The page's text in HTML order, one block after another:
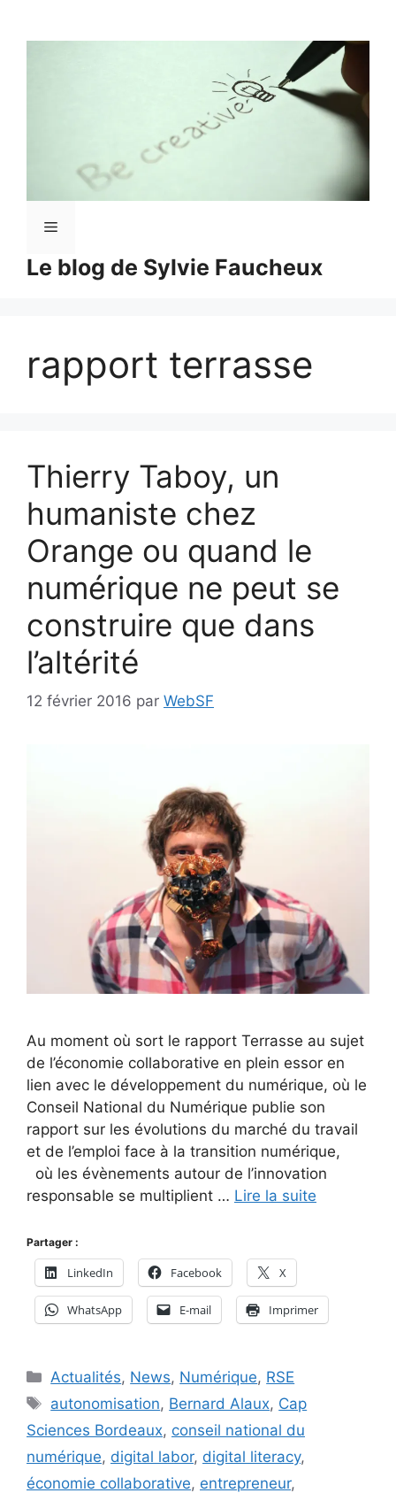
Le blog de Sylvie Faucheux
Menu
rapport terrasse
Thierry Taboy, un
humaniste chez
Orange ou quand le
numérique ne peut se
construire que dans
l’altérité
12 février 2016 par WebSF
Au moment où sort le rapport Terrasse au sujet
de l’économie collaborative en plein essor en
lien avec le développement du numérique, où le
Conseil National du Numérique publie son
rapport sur les évolutions du marché du travail
et de l’emploi face à la transition numérique,
où les évènements autour de l’innovation
responsable se multiplient … Lire la suite
Partager :
LinkedIn Facebook X
WhatsApp E-mail Imprimer
Catégories
Actualités, News, Numérique, RSE
Étiquettes
autonomisation, Bernard Alaux, Cap
Sciences Bordeaux, conseil national du
numérique, digital labor, digital literacy,
économie collaborative, entrepreneur,